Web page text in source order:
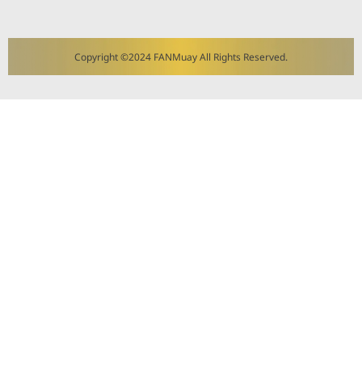
Copyright ©2024 FANMuay All Rights Reserved.